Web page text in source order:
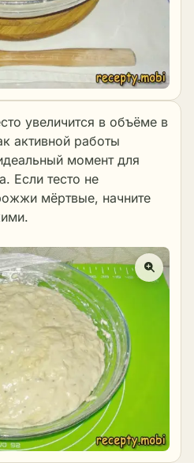
увеличится в объёме в
активной работы
момент для
Если тесто не
мёртвые, начните